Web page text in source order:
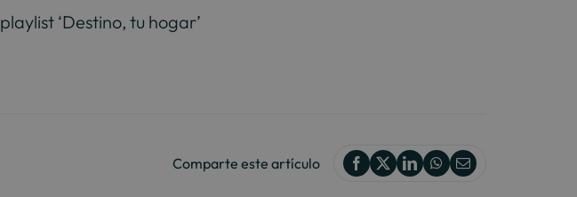
playlist ‘Destino, tu hogar’
Comparte este artículo